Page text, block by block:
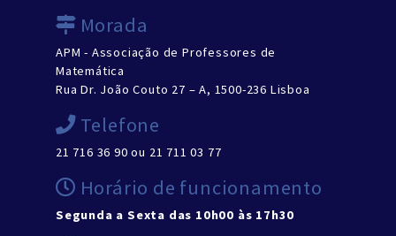
Morada
APM - Associação de Professores de
Matemática
Rua Dr. João Couto 27 – A, 1500-236 Lisboa
Telefone
21 716 36 90 ou 21 711 03 77
Horário de funcionamento
Segunda a Sexta das 10h00 às 17h30